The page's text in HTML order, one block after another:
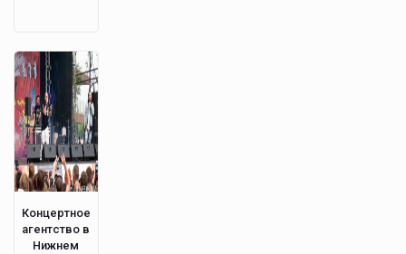
Концертное
агентство в
Нижнем